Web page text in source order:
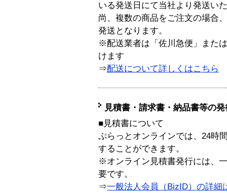
いる発送日にて当社より発送い
尚、複数の商品をご注文の場合
発送となります。
※配送業者は「佐川急便」また
けます
⇒配送について詳しくはこちら
見積書・請求書・納品書等の
■見積書について
ぷらっとオンラインでは、24時
することができます。
※オンライン見積書発行には、
要です。
⇒一般法人会員（BizID）の詳細